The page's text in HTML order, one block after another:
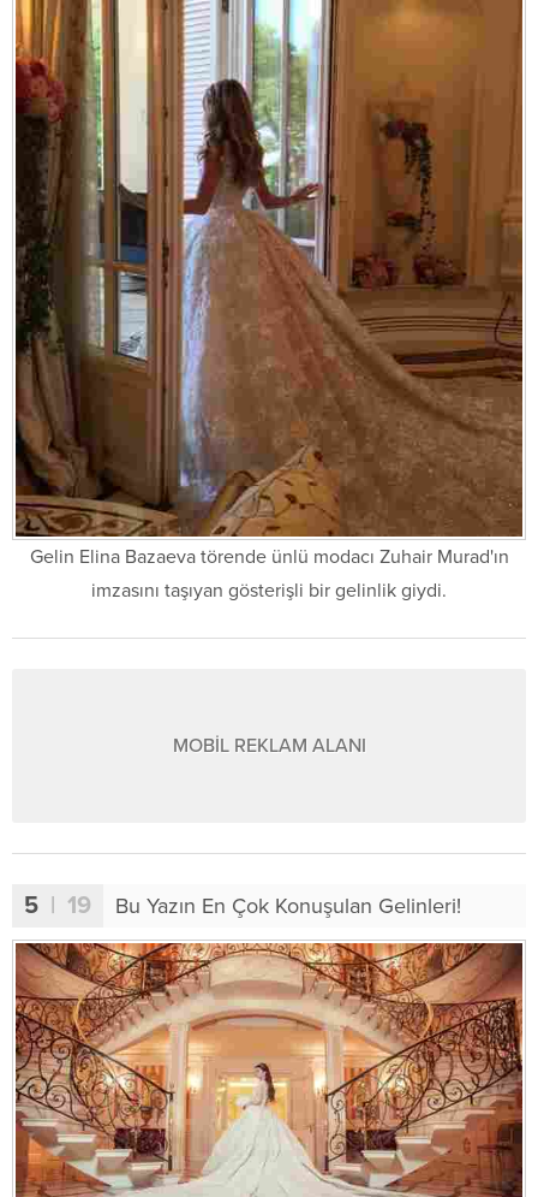
Gelin Elina Bazaeva törende ünlü modacı Zuhair Murad'ın
imzasını taşıyan gösterişli bir gelinlik giydi.
MOBİL REKLAM ALANI
5 | 19 Bu Yazın En Çok Konuşulan Gelinleri!